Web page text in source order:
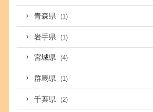
青森県 (1)
岩手県 (1)
宮城県 (4)
群馬県 (1)
千葉県 (2)